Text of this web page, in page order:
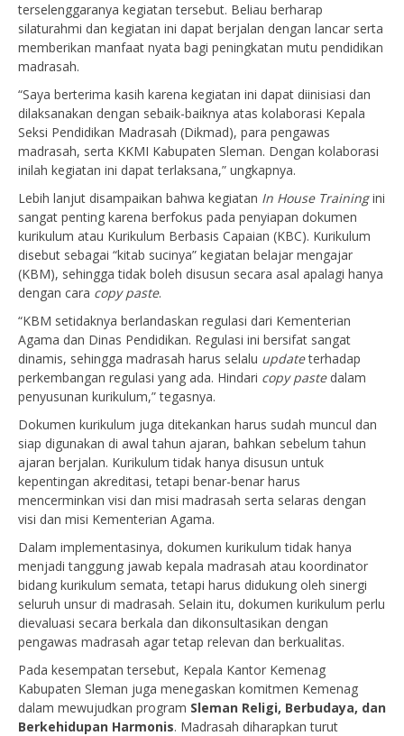
terselenggaranya kegiatan tersebut. Beliau berharap
silaturahmi dan kegiatan ini dapat berjalan dengan lancar serta
memberikan manfaat nyata bagi peningkatan mutu pendidikan
madrasah.
“Saya berterima kasih karena kegiatan ini dapat diinisiasi dan
dilaksanakan dengan sebaik-baiknya atas kolaborasi Kepala
Seksi Pendidikan Madrasah (Dikmad), para pengawas
madrasah, serta KKMI Kabupaten Sleman. Dengan kolaborasi
inilah kegiatan ini dapat terlaksana,” ungkapnya.
Lebih lanjut disampaikan bahwa kegiatan In House Trainingini
sangat penting karena berfokus pada penyiapan dokumen
kurikulum atau Kurikulum Berbasis Capaian (KBC). Kurikulum
disebut sebagai “kitab sucinya” kegiatan belajar mengajar
(KBM), sehingga tidak boleh disusun secara asal apalagi hanya
dengan cara copy paste.
“KBM setidaknya berlandaskan regulasi dari Kementerian
Agama dan Dinas Pendidikan. Regulasi ini bersifat sangat
dinamis, sehingga madrasah harus selalu updateterhadap
perkembangan regulasi yang ada. Hindari copy pastedalam
penyusunan kurikulum,” tegasnya.
Dokumen kurikulum juga ditekankan harus sudah muncul dan
siap digunakan di awal tahun ajaran, bahkan sebelum tahun
ajaran berjalan. Kurikulum tidak hanya disusun untuk
kepentingan akreditasi, tetapi benar-benar harus
mencerminkan visi dan misi madrasah serta selaras dengan
visi dan misi Kementerian Agama.
Dalam implementasinya, dokumen kurikulum tidak hanya
menjadi tanggung jawab kepala madrasah atau koordinator
bidang kurikulum semata, tetapi harus didukung oleh sinergi
seluruh unsur di madrasah. Selain itu, dokumen kurikulum perlu
dievaluasi secara berkala dan dikonsultasikan dengan
pengawas madrasah agar tetap relevan dan berkualitas.
Pada kesempatan tersebut, Kepala Kantor Kemenag
Kabupaten Sleman juga menegaskan komitmen Kemenag
dalam mewujudkan program Sleman Religi, Berbudaya, dan
Berkehidupan Harmonis. Madrasah diharapkan turut